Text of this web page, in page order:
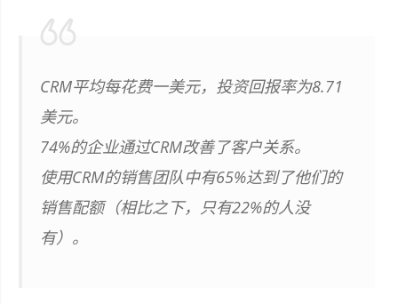
CRM平均每花费一美元，投资回报率为8.71
美元。
74%的企业通过CRM改善了客户关系。
使用CRM的销售团队中有65%达到了他们的
销售配额（相比之下，只有22%的人没
有）。